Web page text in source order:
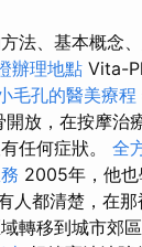
法、基本概念
辦理地點 Vita-
毛孔的醫美療程
放，在按摩治
任何症狀。 全
2005年，他也
人都清楚，在
轉移到城市郊